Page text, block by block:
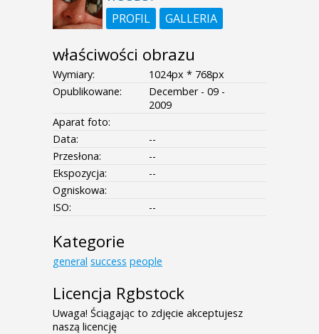
PROFIL
GALLERIA
właściwości obrazu
Wymiary:
1024px * 768px
Opublikowane:
December - 09 -
2009
Aparat foto:
Data:
--
Przesłona:
--
Ekspozycja:
--
Ogniskowa:
ISO:
--
Kategorie
general success people
Licencja Rgbstock
Uwaga! Ściągając to zdjęcie akceptujesz
naszą licencję